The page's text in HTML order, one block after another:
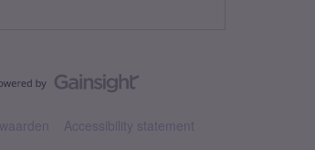
Accessibility statement